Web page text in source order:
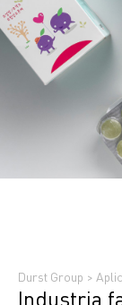
Durst Group >
Industria